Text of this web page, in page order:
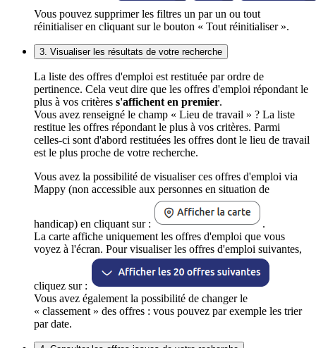
Vous pouvez supprimer les filtres un par un ou tout
réinitialiser en cliquant sur le bouton « Tout réinitialiser ».
3. Visualiser les résultats de votre recherche
La liste des offres d'emploi est restituée par ordre de
pertinence. Cela veut dire que les offres d'emploi répondant le
plus à vos critères s'affichent en premier.
Vous avez renseigné le champ « Lieu de travail » ? La liste
restitue les offres répondant le plus à vos critères. Parmi
celles-ci sont d'abord restituées les offres dont le lieu de travail
est le plus proche de votre recherche.
Vous avez la possibilité de visualiser ces offres d'emploi via
Mappy (non accessible aux personnes en situation de
handicap) en cliquant sur :
.
La carte affiche uniquement les offres d'emploi que vous
voyez à l'écran. Pour visualiser les offres d'emploi suivantes,
cliquez sur :
Vous avez également la possibilité de changer le
« classement » des offres : vous pouvez par exemple les trier
par date.